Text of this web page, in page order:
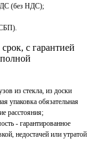
(без НДС);
с гарантией
из стекла, из доски
упаковка обязательная
расстояния;
- гарантированное
недостачей или утратой